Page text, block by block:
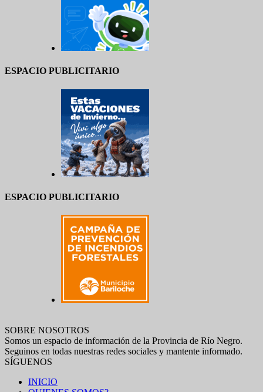
ESPACIO PUBLICITARIO
ESPACIO PUBLICITARIO
SOBRE NOSOTROS
Somos un espacio de información de la Provincia de Río Negro.
Seguinos en todas nuestras redes sociales y mantente informado.
SÍGUENOS
INICIO